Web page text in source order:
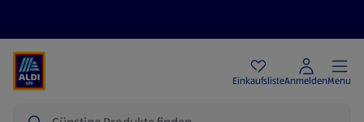
EinkaufslisteAnmeldenMenu